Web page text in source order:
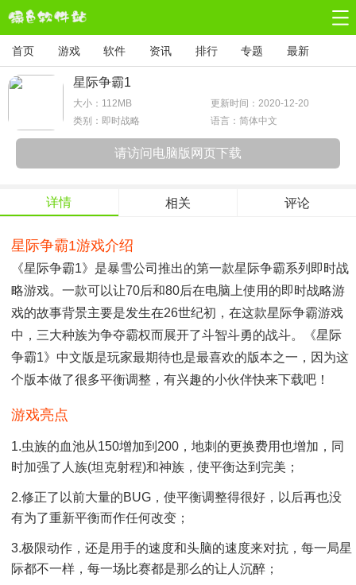
首页 游戏 软件 资讯 排行 专题 最新
星际争霸1
大小： 112MB
更新时间：2020-12-20
类别：即时战略
语言：简体中文
请访问电脑版网页下载
详情 相关 评论
星际争霸1游戏介绍
《星际争霸1》是暴雪公司推出的第一款星际争霸系列即时战
略游戏。一款可以让70后和80后在电脑上使用的即时战略游
戏的故事背景主要是发生在26世纪初，在这款星际争霸游戏
中，三大种族为争夺霸权而展开了斗智斗勇的战斗。《星际
争霸1》中文版是玩家最期待也是最喜欢的版本之一，因为这
个版本做了很多平衡调整，有兴趣的小伙伴快来下载吧！
游戏亮点
1.虫族的血池从150增加到200，地刺的更换费用也增加，同
时加强了人族(坦克射程)和神族，使平衡达到完美；
2.修正了以前大量的BUG，使平衡调整得很好，以后再也没
有为了重新平衡而作任何改变；
3.极限动作，还是用手的速度和头脑的速度来对抗，每一局星
际都不一样，每一场比赛都是那么的让人沉醉；